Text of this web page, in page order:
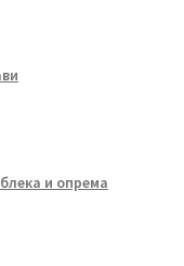
и опрема